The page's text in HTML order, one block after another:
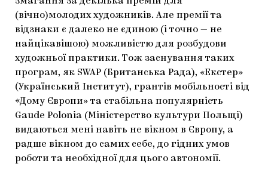
(вічно)молодих художників. Але премії та
відзнаки є далеко не єдиною (і точно — не
найцікавішою) можливістю для розбудови
художньої практики. Тож заснування таких
програм, як SWAP (Британська Рада), «Екстер»
(Український Інститут), грантів мобільності від
«Дому Європи» та стабільна популярність
Gaude Polonia (Міністерство культури Польщі)
видаються мені навіть не вікном в Європу, а
радше вікном до самих себе, до гідних умов
роботи та необхідної для цього автономії.